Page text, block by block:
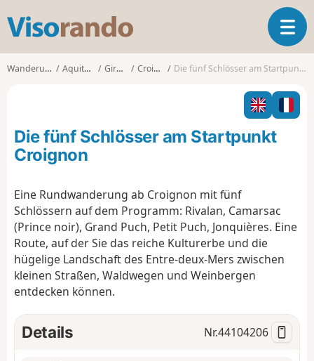
s
o
o
T
o
l
n
i
Wanderungen Aquitanien Gironde Croignon Die fünf Schlösser am Startpunkt Croignon
Die fünf Schlösser am Startpunkt
Croignon
Eine Rundwanderung ab Croignon mit fünf
Schlössern auf dem Programm: Rivalan, Camarsac
(Prince noir), Grand Puch, Petit Puch, Jonquières. Eine
Route, auf der Sie das reiche Kulturerbe und die
hügelige Landschaft des Entre-deux-Mers zwischen
kleinen Straßen, Waldwegen und Weinbergen
entdecken können.
Details Nr.44104206